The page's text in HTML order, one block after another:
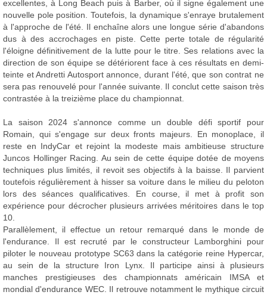
excellentes, à Long Beach puis à Barber, où il signe également une
nouvelle pole position. Toutefois, la dynamique s'enraye brutalement
à l'approche de l'été. Il enchaîne alors une longue série d'abandons
dus à des accrochages en piste. Cette perte totale de régularité
l'éloigne définitivement de la lutte pour le titre. Ses relations avec la
direction de son équipe se détériorent face à ces résultats en demi-
teinte et Andretti Autosport annonce, durant l'été, que son contrat ne
sera pas renouvelé pour l'année suivante. Il conclut cette saison très
contrastée à la treizième place du championnat.
La saison 2024 s'annonce comme un double défi sportif pour
Romain, qui s'engage sur deux fronts majeurs. En monoplace, il
reste en IndyCar et rejoint la modeste mais ambitieuse structure
Juncos Hollinger Racing. Au sein de cette équipe dotée de moyens
techniques plus limités, il revoit ses objectifs à la baisse. Il parvient
toutefois régulièrement à hisser sa voiture dans le milieu du peloton
lors des séances qualificatives. En course, il met à profit son
expérience pour décrocher plusieurs arrivées méritoires dans le top
10.
Parallèlement, il effectue un retour remarqué dans le monde de
l'endurance. Il est recruté par le constructeur Lamborghini pour
piloter le nouveau prototype SC63 dans la catégorie reine Hypercar,
au sein de la structure Iron Lynx. Il participe ainsi à plusieurs
manches prestigieuses des championnats américain IMSA et
mondial d'endurance WEC. Il retrouve notamment le mythique circuit